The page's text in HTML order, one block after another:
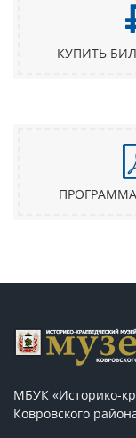
КУПИТЬ
МБУК «Историко-
Ковровского